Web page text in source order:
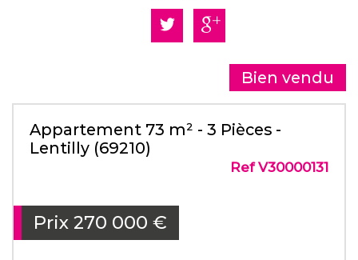
Bien vendu
Appartement 73 m² - 3 Pièces -
Lentilly (69210)
Ref V30000131
Prix 270 000 €